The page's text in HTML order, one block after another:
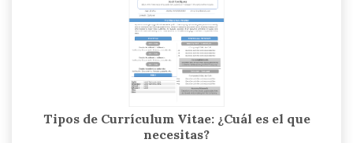
Tipos de Currículum Vitae: ¿Cuál es el que
necesitas?